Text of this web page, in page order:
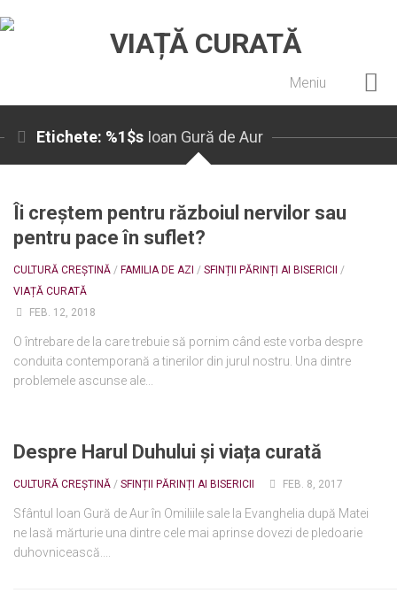
Meniu
Istoria Bisericii
Cenaclu creștin
Artă sacră
Noi și Biserica
Rânduieli liturgice
Predici și cateheze
Evenimente
Biserici și mănăstiri
Viață curată
Nevoințe contemporane
Etichete: %1$s Ioan Gură de Aur
Îi creștem pentru războiul nervilor sau
pentru pace în suflet?
CULTURĂ CREȘTINĂ / FAMILIA DE AZI / SFINȚII PĂRINȚI AI BISERICII
/
VIAȚĂ CURATĂ
FEB. 12, 2018
O întrebare de la care trebuie să pornim când este vorba despre
conduita contemporană a tinerilor din jurul nostru. Una dintre
problemele ascunse ale...
Despre Harul Duhului și viața curată
CULTURĂ CREȘTINĂ / SFINȚII PĂRINȚI AI BISERICII FEB. 8, 2017
Sfântul Ioan Gură de Aur în Omiliile sale la Evanghelia după Matei
ne lasă mărturie una dintre cele mai aprinse dovezi de pledoarie
duhovnicească....